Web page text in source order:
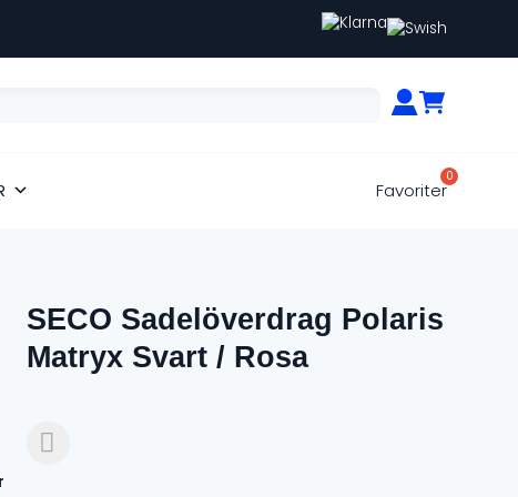
Favoriter
SECO Sadelöverdrag Polaris
Matryx Svart / Rosa